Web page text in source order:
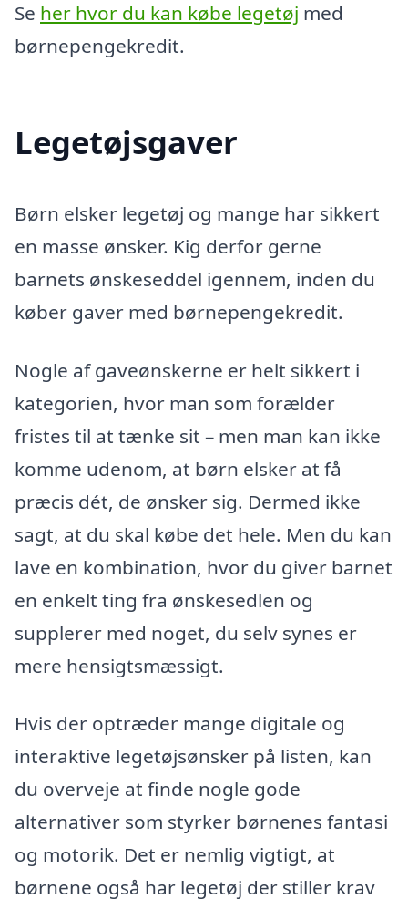
Se her hvor du kan købe legetøj med
børnepengekredit.
Legetøjsgaver
Børn elsker legetøj og mange har sikkert
en masse ønsker. Kig derfor gerne
barnets ønskeseddel igennem, inden du
køber gaver med børnepengekredit.
Nogle af gaveønskerne er helt sikkert i
kategorien, hvor man som forælder
fristes til at tænke sit – men man kan ikke
komme udenom, at børn elsker at få
præcis dét, de ønsker sig. Dermed ikke
sagt, at du skal købe det hele. Men du kan
lave en kombination, hvor du giver barnet
en enkelt ting fra ønskesedlen og
supplerer med noget, du selv synes er
mere hensigtsmæssigt.
Hvis der optræder mange digitale og
interaktive legetøjsønsker på listen, kan
du overveje at finde nogle gode
alternativer som styrker børnenes fantasi
og motorik. Det er nemlig vigtigt, at
børnene også har legetøj der stiller krav